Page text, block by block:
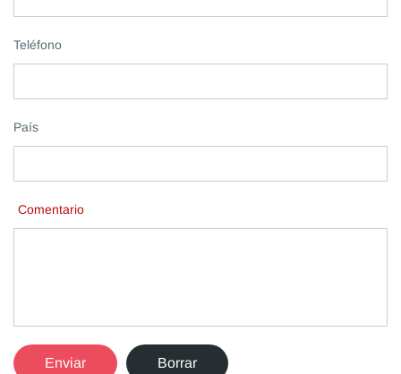
Teléfono
País
Comentario